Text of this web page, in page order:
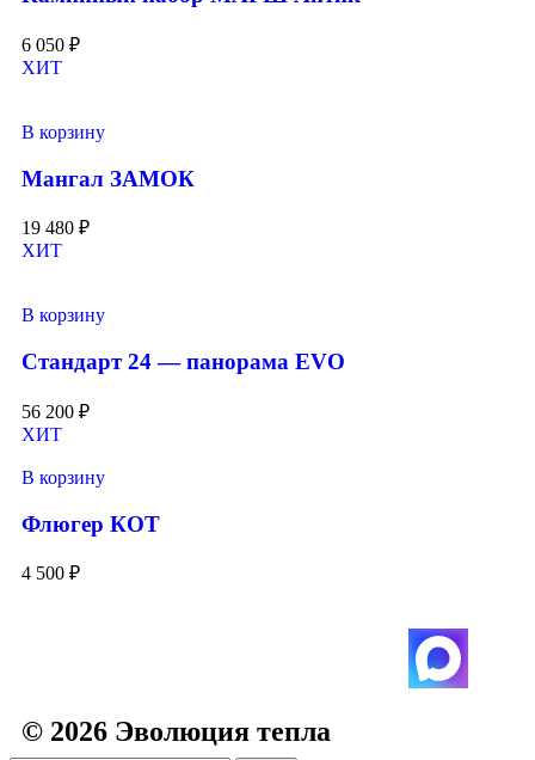
6 050 ₽
ХИТ
В корзину
Мангал ЗАМОК
19 480 ₽
ХИТ
В корзину
Стандарт 24 — панорама EVO
56 200 ₽
ХИТ
В корзину
Флюгер КОТ
4 500 ₽
© 2026 Эволюция тепла